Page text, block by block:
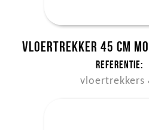
Vloertrekker 45 cm
Referentie:
vloertrekkers